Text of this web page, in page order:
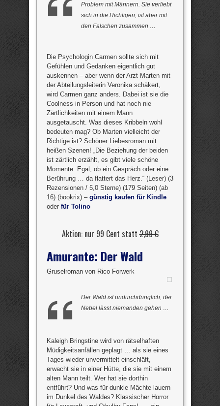
Problem mit Männern. Sie verliebt
sich in die Richtigen, ist aber mit
den Falschen zusammen …
Die Psychologin Carmen sollte sich mit
Gefühlen und Gedanken eigentlich gut
auskennen – aber wenn der Arzt Marten mit
der Abteilungsleiterin Veronika schäkert,
wird Carmen ganz anders. Dabei ist sie die
Coolness in Person und hat noch nie
Zärtlichkeiten mit einem Mann
ausgetauscht. Was dieses Kribbeln wohl
bedeuten mag? Ob Marten vielleicht der
Richtige ist? Schöner Liebesroman mit
heißen Szenen! „Die Beziehung der beiden
ist zärtlich erzählt, es gibt viele schöne
Momente. Egal, ob ein Gespräch oder eine
Berührung … da flattert das Herz.“ (Leser) (3
Rezensionen / 5,0 Sterne) (179 Seiten) (ab
16) (bookrix) – günstig kaufen für Kindle
oder für Tolino
Aktion: nur 99 Cent statt2,99 €
Amurante: Der Wald
Gruselroman von Rico Forwerk
Der Wald ist undurchdringlich, der
Nebel lässt niemanden gehen …
Kaleigh Bringstine wird von rätselhaften
Müdigkeitsanfällen geplagt … als sie eines
Tages wieder unvermittelt einschläft,
erwacht sie in einer Hütte, die sie mit einem
alten Mann teilt. Wer hat sie dorthin
entführt? Und was für dunkle Mächte lauern
im Dunkel des Waldes? Klassischer Horror